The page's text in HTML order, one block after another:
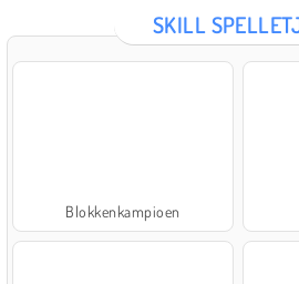
SKILL
Blokkenkampioen